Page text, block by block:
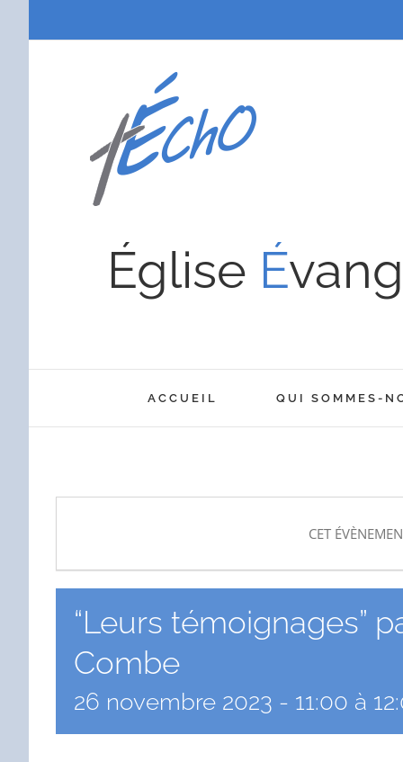
Église É
ACCUEIL QUI SOMMES-
CET
“Leurs témoignages”
Combe
26 novembre 2023 - 11:00 à